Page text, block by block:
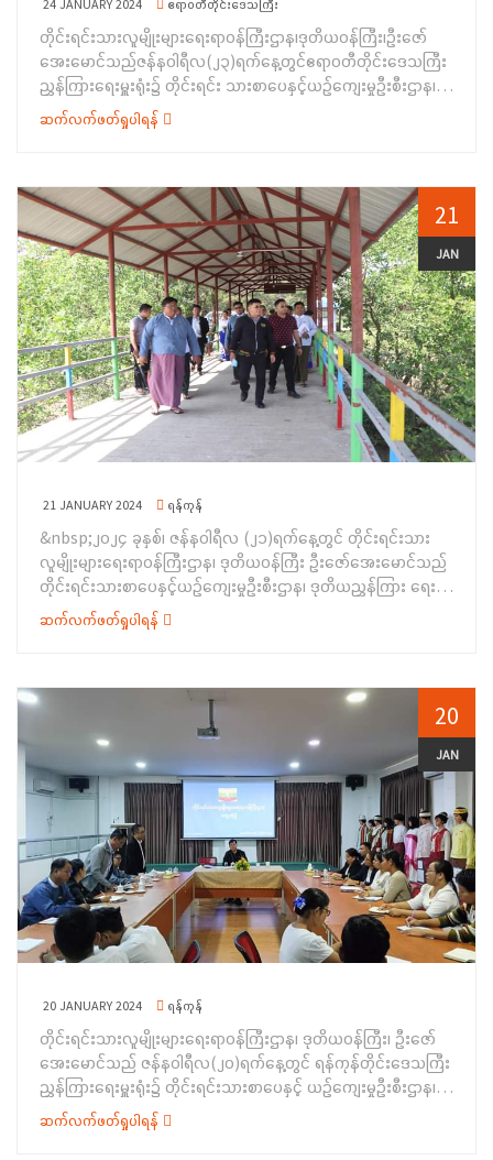
ထို့နောက် အစည်းအဝေးသို့ တက်ရောက်လာသည့် တိုင်းဒေသကြီးနှင့်
ပြည်နယ် ဒေသဆိုင်ရာ သာသနာရေးနှင့်ယဉ်ကျေးမှုဆပ်ကော်မတီ
ဥက္ကဋ္ဌများ၊ ဆပ်ကော်မတီဝင်ဌာနများက ၂၀၂၃-၂၀၂၄ ဘဏ္ဍာရေးနှစ်
အတွင်း အကောင်အထည်ဖော် ဆောင်ရွက်ပြီးစီးသည့် လုပ်ငန်းများ
အား ရှင်းလင်းတင်ပြကြရာ ဒုတိယဝန်ကြီးက လိုအပ်သည်များကို
အကြံပြုဆွေးနွေးခဲ့ကြောင်း သတင်းရရှိပါသည်။ &nbsp;
ဆောင်ရွက် သွားရန်လိုအပ်ပါကြောင်း ပြောကြားခဲ့ပါသည်။ ထို့နောက်
ဧရာဝတီတိုင်းဒေသကြီးအစိုးရအဖွဲ့ဝင်၊တိုင်းရင်းသားရေးရာဝန်ကြီးက
တိုင်းဒေသကြီးအတွင်းရှိတိုင်းရင်းသားစာပေသင်ကြားနေမှုများ၊
တိုင်းရင်းသားများ၏ ရိုးရာဓလေ့၊ နေ့ထူးနေ့မြတ်အခမ်းအနား
လှစ်ထားရှိမှု နှင့် လိုအပ်သည်များကို ရှင်းလင်း တင်ပြခဲ့ပါသည်။
ဆက်လက်၍ ကရင်/ ရခိုင်/ ချင်း တိုင်းရင်းသားစာပေနှင့်ယဉ်ကျေးမှု
အသင်းများနှင့် တိုင်းရင်းသားလူမှုရေးအသင်းများ၏ ဥက္ကဋ္ဌများက
အသင်း၏လုပ်ငန်းဆောင် ရွက်မှုများနှင့် လိုအပ်ချက်များကို ဆွေးနွေး
တင်ပြကြရာ ဆွေးနွေးတင်ပြချက်များအပေါ် တိုင်းရင်းသားစာပေနှင့်
ယဉ်ကျေးမှုဦးစီးဌာန၊ ဒုတိယ ညွှန်ကြားရေးမှူးချုပ်က ပြန်လည်
ဆွေးနွေးတင်ပြပေးခဲ့ပါသည်။ ထို့နောက် တိုင်းရင်းသားစာပေနှင့်
ယဉ်ကျေးမှုဆိုင်ရာကိစ္စရပ်များပိုမိုထိန်းသိမ်းမြှင့်တင်ဆောင်ရွက်နိုင်
ရန်အတွက်ဒုတိယဝန်ကြီး ဦးဇော်အေးမောင်မှ တိုင်းရင်းသားစာပေနှင့်
ယဉ်ကျေးမှုအသင်းများအား တစ်ဖွဲ့လျှင် ထောက်ပံ့ငွေ (၅)သိန်းစီ
အသီးသီး ပေးအပ်ခဲ့ပြီး စုပေါင်းမှတ်တမ်းဓါတ်ပုံရိုက်ကူးခဲ့ကြကြောင်း
သိရှိရပါသည်။
24 JANUARY 2024 ဧရာဝတီတိုင်းဒေသကြီး
တိုင်းရင်းသားလူမျိုးများရေးရာဝန်ကြီးဌာန၊ဒုတိယဝန်ကြီး၊ဦးဇော်
အေးမောင်သည်ဇန်နဝါရီလ(၂၃)ရက်နေ့တွင်ဧရာဝတီတိုင်းဒေသကြီး
ညွှန်ကြားရေးမှူးရုံး၌ တိုင်းရင်း သားစာပေနှင့်ယဉ်ကျေးမှုဦးစီးဌာန၊
ဒုတိယညွှန်ကြားရေးမှူးချုပ်၊ ဧရာဝတီတိုင်းဒေသကြီး ညွှန်ကြားရေးမှူး
ရုံး တိုင်းရင်းသား စာပေနှင့်ယဉ်ကျေးမှုဦးစီး ဌာန၊ တိုင်းရင်းသား
အရာရှိများနှင့် ဝန်ထမ်းများအား တွေ့ဆုံ၍ လမ်းညွှန်အမှာစကားပြော
ကြားခဲ့ပါသည်။&nbsp;ပထမဦးစွာ ဝန်ထမ်းများက တစ်ဦးချင်းမိတ်
ဆက်တင်ပြခဲ့ပြီး တိုင်းရင်းသားလူမျိုးများရေးရာ ဝန်ကြီးဌာန ဒုတိယ
ဝန်ကြီး ဦးဇော်အေးမောင်က အမှာစကားပြောကြားရာတွင် ဝန်ထမ်း
များသည် မိမိတို့ရာထူးအဆင့်နှင့် လျော်ညီစွာ အရည်အသွေးပြည့်ဝပြီး
စွမ်းဆောင်ရည် မြင့်မားကြရန် လိုအပ်ပါ ကြောင်း၊ နိုင်ငံတော်
ဘတ်ဂျက်ရန်ပုံငွေများကိုလည်း ဘဏ္ဍာရေးစည်းမျဉ်း၊
လုပ်ထုံးလုပ်နည်းများနှင့်အညီ စနစ်တကျမှန်ကန်စွာ အလေအလွင့်
ဆုံးရှုံးမှုမရှိစေရေးဂရုပြုသုံးစွဲရမည် ဖြစ်ပါကြောင်း၊ နိုင်ငံ့ ဝန်ထမ်း
များ ဖြစ်သည့်အတွက် နိုင်ငံ့ဝန်ထမ်းဉပဒေနှင့်နည်းဉပဒေများ၊ နိုင်ငံ့
ဝန်ထမ်းသစ္စာအဓိဌာန် (၆)ချက်နှင့် နိုင်ငံ့ဝန်ထမ်းကျင့်ဝတ်များကို
အလေးထားလိုက်နာ ဆောင်ရွက်ကြရန်၊ ဝန်ကြီးဌာနက ၂၀၂၃-၂၀၂၄
တွင် ပါဝင်သည့် ဆောင်ရွက်ရမည့် လုပ်ငန်းများကို အားသွန်ခွန်စိုက်
စည်းလုံးညီညွတ်စွာ ကြိုးစားဆောင်ရွက်ကြရန် မှာကြားခဲ့ပါသည်။
ဆက်လက်၍ တိုင်းရင်းသားရေးရာဝန်ကြီး ဦးစောလင်းခယ်က
ဦးစီး(၂)ဌာန ဝန်ထမ်းများသည် စည်းလုံးညီညွတ်စွာဖြင့် ဆက်လက်
လုပ်ဆောင်သွားရန်နှင့် ပါတီနိုင်ငံ ရေးကင်းရှင်းရန် လိုအပ်ပါကြောင်း၊
စာပေနှင့်ယဉ်ကျေးမှုဦးစီးဌာန ဒုတိယညွှန်ကြားရေးမှူးချုပ်က
အရာထမ်း၊ အမှုထမ်းများ တင်ပြချက်များအပေါ် ဖြည့်စွက်ရှင်းလင်း
တင်ပြခဲ့ပြီး ဒုတိယဝန်ကြီး ဦးဇော်အေးမောင် က လိုအပ်သည်များ
ပေါင်းစပ်ဆောင်ရွက်ပေးခဲ့ပါသည်။ထို့နောက် ဒုတိယဝန်ကြီး ဦးဇော်
အေးမောင်သည် ဧရာဝတီတိုင်းဒေသကြီး၊ ညွှန်ကြားရေးမှူးရုံး နှင့်
ဝန်ထမ်းအိမ်ရာအား ကြည့်ရှုစစ်ဆေးခဲ့ပါကြောင်း သတင်းရရှိပါ သည်။
ဆက်လက်ဖတ်ရှုပါရန်
21
JAN
21 JANUARY 2024 ရန်ကုန်
&nbsp;၂၀၂၄ ခုနှစ်၊ ဇန်နဝါရီလ (၂၁)ရက်နေ့တွင် တိုင်းရင်းသား
လူမျိုးများရေးရာဝန်ကြီးဌာန၊ ဒုတိယဝန်ကြီး ဦးဇော်အေးမောင်သည်
တိုင်းရင်းသားစာပေနှင့်ယဉ်ကျေးမှုဦးစီးဌာန၊ ဒုတိယညွှန်ကြား ရေးမှူး
ချုပ် ဦးမင်းသူရအောင်နှင့် တာဝန်ရှိသူများ လိုက်ပါလျက်
တိုင်းရင်းသားလူမျိုးများရေးရာ ဝန်ကြီးဌာန၏&nbsp; ၂၀၂၃-၂၀၂၄
ပြည်ထောင်စုတိုင်းရင်းသားကျေးရွာ(ရန်ကုန်) အဆင်မြှင့်တင်ခြင်း
လုပ်ငန်းများဖြစ်သည့် ဆိပ်ခံဗော တံတားအနီး သောင်တူးခြင်း
လုပ်ငန်း၊ ဝင်္ကပါပတ်လမ်းနှင့် ဝါးရုံတောလျှောက်လမ်း တည်ဆောက်
ခြင်း လုပ်ငန်း၊ သန့်စင်ခန်းများနှင့် ဝန်ထမ်းအိမ်ရာပြင်ဆင်ခြင်း
လုပ်ငန်းများ ဆောင်ရွက်နေမှုအခြေအနေ တို့အား ကြည့်ရှု့စစ်ဆေးခဲ့
ပါသည်။ရှေးဦးစွာ ဒုတိယဝန်ကြီးသည် ပြည်ထောင်စုတိုင်းရင်းသား
ကျေးရွာ အစည်းအဝေးခန်းမ၌ တိုင်းရင်းသားလူမျိုးများရေးရာ
ဝန်ကြီးဌာန၊ တိုင်းရင်းသားစာပေနှင့်ယဉ်ကျေးမှုဦးစီးဌာန၊ ဒုတိယ
ညွှန်ကြားရေးမှူးချုပ်နှင့် တာဝန်ရှိသူများ သာကေတမြို့နယ် စီမံ
အုပ်ချုပ်ရေးကောင်စီအဖွဲ့ဝင်များ၊ ဝန်ထမ်းများနှင့် တွေ့ဆုံခဲ့ပါသည်။
တွေ့ဆုံပွဲတွင် ပြည်ထောင်စုတိုင်းရင်းသားကျေးရွာ တာဝန်ခံအရာရှိ ဦး
စန်းလှိုင် (ဒုတိယညွှန်ကြားရေးမှူး)မှ တိုင်းရင်းသားကျေးရွာ(ရန်
အခြေအနေနှင့် လုပ်ငန်းဆောင်ရွက်ထားရှိမှု အခြေအနေများကို
ဒုတိယဝန်ကြီးက ၂၀၂၃-၂၀၂၄ ဘဏ္ဍာရေးနှစ် မတ်လအတွင်းတွင်
ဆိပ်ခံဗောတံတား အနီး သောင်တူးခြင်းလုပ်ငန်းအပါအဝင် လုပ်ငန်း
များအားလုံး&nbsp; အချိန်မီ ပြီးစီးအောင် ဆောင်ရွက်ကြ ရမည်ဖြစ်
ပါကြောင်း၊&nbsp; နိုင်ငံတော်ဘဏ္ဍာငွေကို ဘဏ္ဍာရေးစည်းမျဉ်းနှင့်
ဆက်လက်ဖတ်ရှုပါရန်
20
JAN
20 JANUARY 2024 ရန်ကုန်
တိုင်းရင်းသားလူမျိုးများရေးရာဝန်ကြီးဌာန၊ ဒုတိယဝန်ကြီး၊ ဦးဇော်
အေးမောင်သည် ဇန်နဝါရီလ(၂၀)ရက်နေ့တွင် ရန်ကုန်တိုင်းဒေသကြီး
ညွှန်ကြားရေးမှူးရုံး၌ တိုင်းရင်းသားစာပေနှင့် ယဉ်ကျေးမှုဦးစီးဌာန၊
ဒုတိယညွှန်ကြားရေးမှူးချုပ်၊ ရန်ကုန်တိုင်းဒေသကြီး ညွှန်ကြားရေးမှူး
ရုံး တိုင်းရင်းသားစာပေနှင့်ယဉ်ကျေးမှုဦးစီးဌာနမှ ညွှန်ကြားရေးမှူး၊
ဆက်လက်ဖတ်ရှုပါရန်